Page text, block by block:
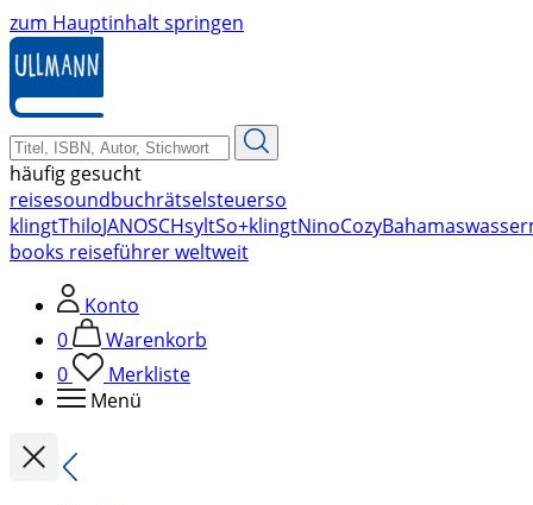
zum Hauptinhalt springen
häufig gesucht
reisesoundbuchrätselsteuerso
klingtThiloJANOSCHsyltSo+klingtNinoCozyBahamas
books reiseführer weltweit
Konto
0
Warenkorb
0
Merkliste
Menü